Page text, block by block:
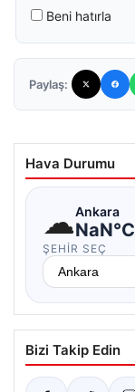
Beni hatırla
Paylaş:
Hava Durumu
☁Ankara
NaN°C
ŞEHIR SEÇ
Bizi Takip Edin